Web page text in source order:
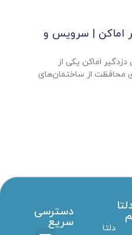
اماکن | سرویس و
اماکن یکی از
محافظت از ساختمان‌های
دلتا
دسترسی
سریع